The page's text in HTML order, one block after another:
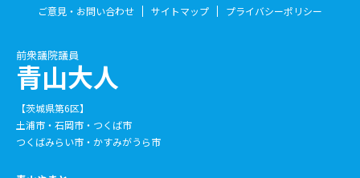
前衆議院議員
青山大人
【茨城県第6区】
土浦市・石岡市・つくば市
つくばみらい市・かすみがうら市
ご意見・お問い合わせ サイトマップ プライバシーポリシー